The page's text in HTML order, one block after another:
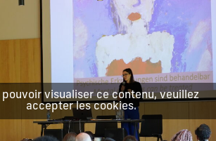
visualiser ce contenu, veuillez
accepter les cookies.